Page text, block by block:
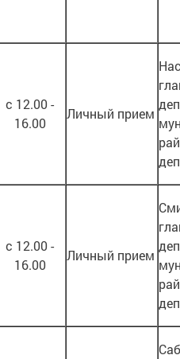
с 12.00 -
16.00
Личный прием
с 12.00 -
16.00
Личный прием